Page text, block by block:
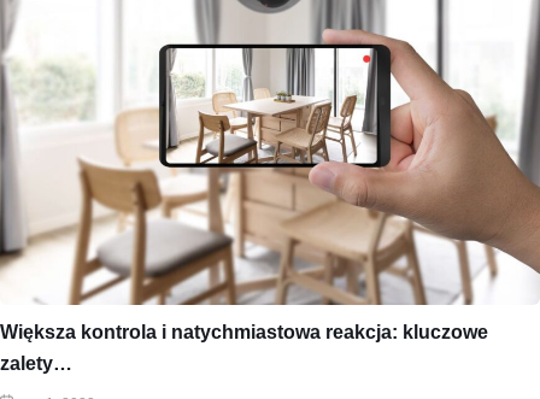
Większa kontrola i natychmiastowa reakcja: kluczowe
zalety…